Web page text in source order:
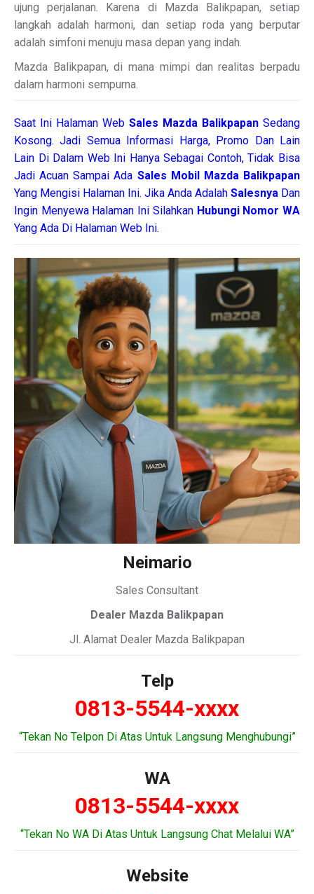
ujung perjalanan. Karena di Mazda Balikpapan, setiap
langkah adalah harmoni, dan setiap roda yang berputar
adalah simfoni menuju masa depan yang indah.
Mazda Balikpapan, di mana mimpi dan realitas berpadu
dalam harmoni sempurna.
Saat Ini Halaman Web Sales Mazda Balikpapan Sedang
Kosong. Jadi Semua Informasi Harga, Promo Dan Lain
Lain Di Dalam Web Ini Hanya Sebagai Contoh, Tidak Bisa
Jadi Acuan Sampai Ada Sales Mobil Mazda Balikpapan
Yang Mengisi Halaman Ini. Jika Anda Adalah Salesnya Dan
Ingin Menyewa Halaman Ini Silahkan Hubungi Nomor WA
Yang Ada Di Halaman Web Ini.
Neimario
Sales Consultant
Dealer Mazda Balikpapan
Jl. Alamat Dealer Mazda Balikpapan
Telp
0813-5544-xxxx
“Tekan No Telpon Di Atas Untuk Langsung Menghubungi”
WA
0813-5544-xxxx
“Tekan No WA Di Atas Untuk Langsung Chat Melalui WA”
Website